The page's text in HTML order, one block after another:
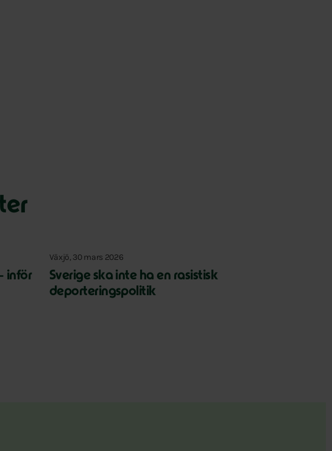
inför
Växjö, 30 mars 2026
Sverige ska inte ha en rasistisk
deporteringspolitik